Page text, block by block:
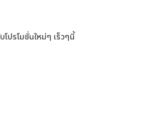
ปรโมชั่นใหม่ๆ เร็วๆนี้